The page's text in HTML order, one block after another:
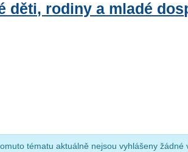
děti, rodiny a mladé
tématu aktuálně nejsou vyhlášeny žádné